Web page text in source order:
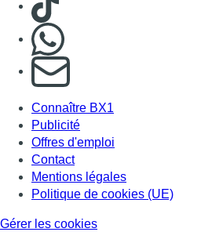
S'abonner à notre newsletter
Connaître BX1
Publicité
Offres d'emploi
Contact
Mentions légales
Politique de cookies (UE)
Gérer les cookies